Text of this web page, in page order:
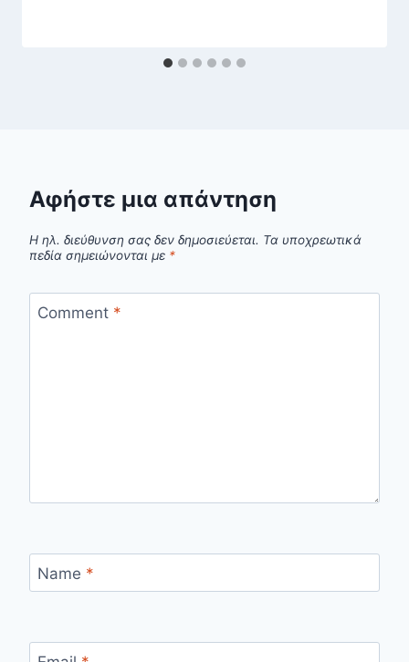
Αφήστε μια απάντηση
Η ηλ. διεύθυνση σας δεν δημοσιεύεται. Τα υποχρεωτικά
πεδία σημειώνονται με *
Comment *
Name *